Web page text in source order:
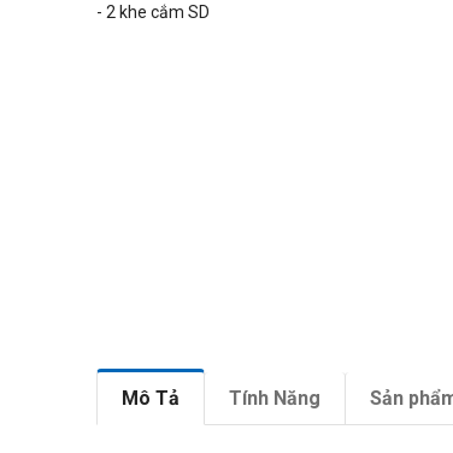
- 2 khe cắm SD
Mô Tả Tính Năng Sản